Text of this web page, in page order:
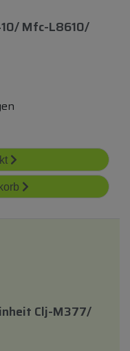
Mfc-L8610/
Clj-M377/